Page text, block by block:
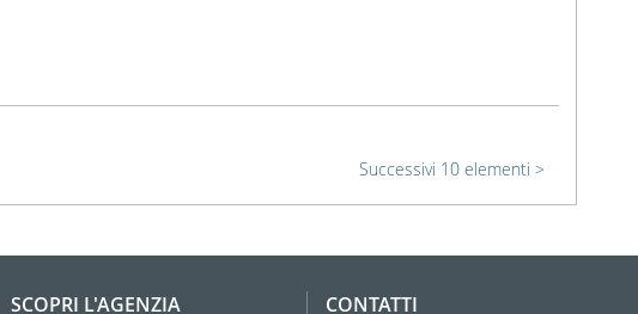
Successivi 10 elementi
SCOPRI L'AGENZIA CONTATTI